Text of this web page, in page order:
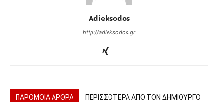
Adieksodos
http://adieksodos.gr
ΠΑΡΟΜΟΙΑ ΑΡΘΡΑ ΠΕΡΙΣΣΟΤΕΡΑ ΑΠΟ ΤΟΝ ΔΗΜΙΟΥΡΓΟ